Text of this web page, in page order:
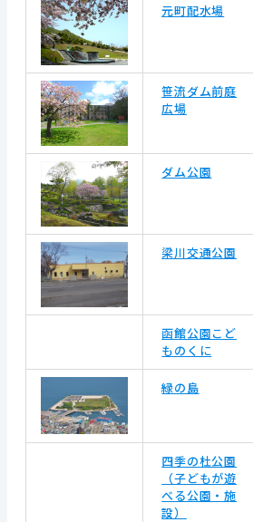
元町配水場
笹流ダム前庭
広場
ダム公園
梁川交通公園
函館公園こど
ものくに
緑の島
四季の杜公園
（子どもが遊
べる公園・施
設）